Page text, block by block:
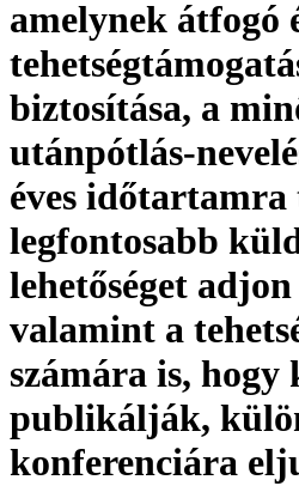
amelynek átfogó
biztosítása, a
utánpótlás-
éves
legfontosabb
lehetőséget
valamint a
számára is,
publikálják,
konferenciára